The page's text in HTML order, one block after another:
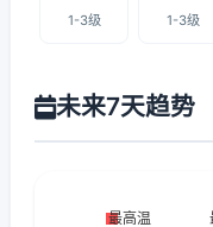
1-3级 1-3级
未来7天趋势